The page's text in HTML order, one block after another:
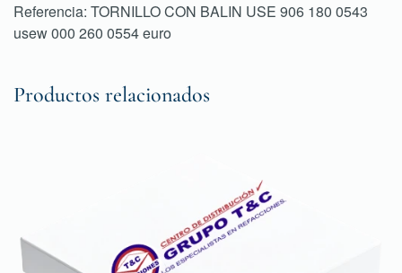
Referencia: TORNILLO CON BALIN USE 906 180 0543
usew 000 260 0554 euro
Productos relacionados